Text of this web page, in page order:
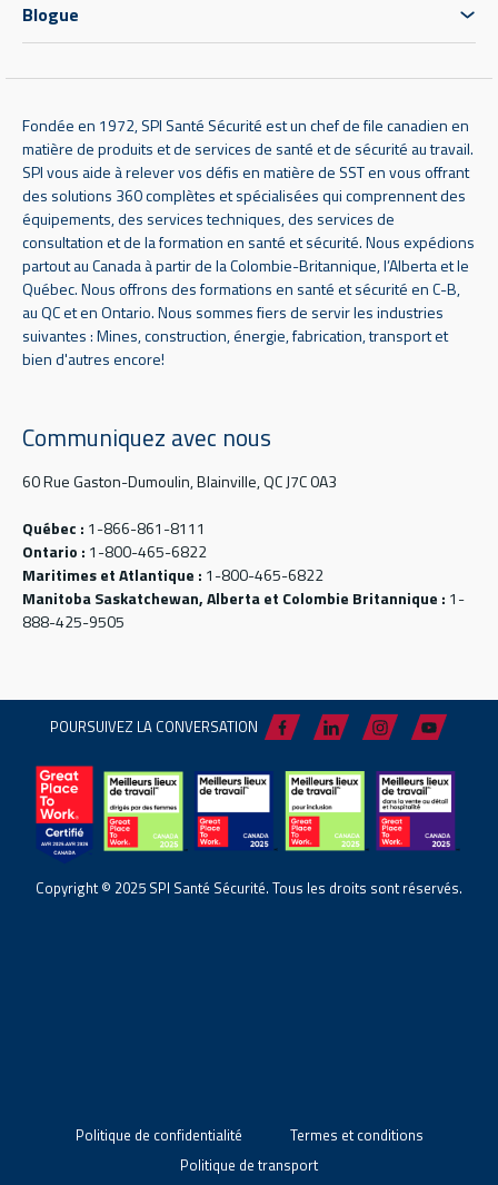
Blogue
Fondée en 1972, SPI Santé Sécurité est un chef de file canadien en
matière de produits et de services de santé et de sécurité au travail.
SPI vous aide à relever vos défis en matière de SST en vous offrant
des solutions 360 complètes et spécialisées qui comprennent des
équipements, des services techniques, des services de
consultation et de la formation en santé et sécurité. Nous expédions
partout au Canada à partir de la Colombie-Britannique, l’Alberta et le
Québec. Nous offrons des formations en santé et sécurité en C-B,
au QC et en Ontario. Nous sommes fiers de servir les industries
suivantes : Mines, construction, énergie, fabrication, transport et
bien d'autres encore!
Communiquez avec nous
60 Rue Gaston-Dumoulin, Blainville, QC J7C 0A3
Québec : 1-866-861-8111
Ontario : 1-800-465-6822
Maritimes et Atlantique : 1-800-465-6822
Manitoba Saskatchewan, Alberta et Colombie Britannique : 1-
888-425-9505
POURSUIVEZ LA CONVERSATION
Copyright © 2025 SPI Santé Sécurité. Tous les droits sont réservés.
Politique de confidentialité
Termes et conditions
Politique de transport